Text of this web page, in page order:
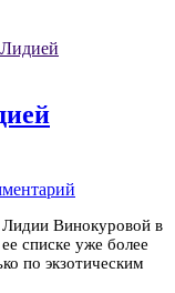
Винокуровой в
списке уже более
по экзотическим